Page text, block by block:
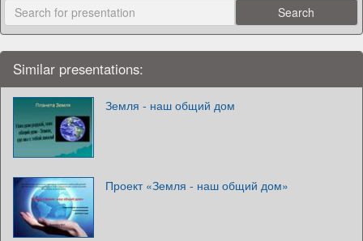
Similar presentations:
Земля - наш общий дом
Проект «Земля - наш общий дом»